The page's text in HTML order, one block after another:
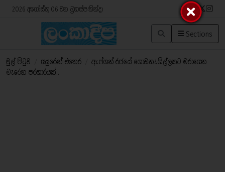
2026 අගෝස්තු 06 වන බ්‍රහස්පතින්දා
Sections
මුල් පිටුව සයුරෙන් එතෙර
ඇෆ්ගන් රජයේ ගොඩනැගිල්ලකට මරාගෙන
මැරෙන ප‍්‍රහාරයක්..